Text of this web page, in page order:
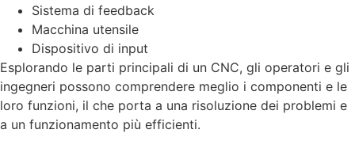
Sistema di feedback
Macchina utensile
Dispositivo di input
Esplorando le parti principali di un CNC, gli operatori e gli
ingegneri possono comprendere meglio i componenti e le
loro funzioni, il che porta a una risoluzione dei problemi e
a un funzionamento più efficienti.